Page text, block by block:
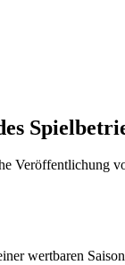
Veröffentlichung
wertbaren